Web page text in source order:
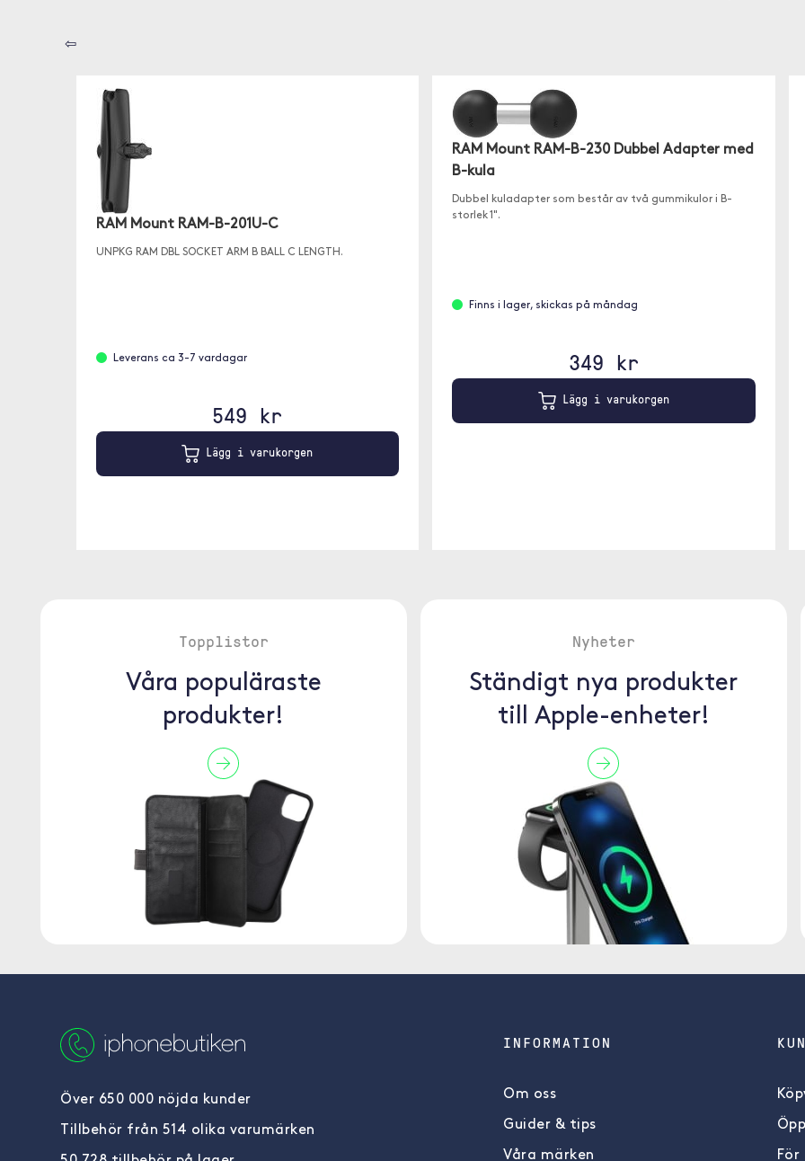
⇦
RAM Mount RAM-B-201U-C
UNPKG RAM DBL SOCKET ARM B BALL C LENGTH.
Leverans ca 3-7 vardagar
549 kr
Lägg i varukorgen
RAM Mount RAM-B-230 Dubbel Adapter med
B-kula
Dubbel kuladapter som består av två gummikulor i B-
storlek 1".
Finns i lager, skickas på måndag
349 kr
Lägg i varukorgen
Topplistor
Våra populäraste
produkter!
Nyheter
Ständigt nya produkter
till Apple-enheter!
Över 650 000 nöjda kunder
Tillbehör från 514 olika varumärken
INFORMATION
Om oss
Guider & tips
Våra märken